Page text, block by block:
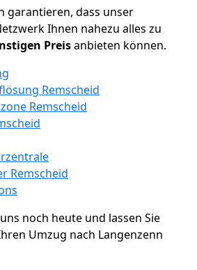
garantieren, dass unser
Ihnen nahezu alles zu
Preisanbieten können.
Remscheid
Remscheid
Remscheid
noch heute und lassen Sie
Umzug nach Langenzenn